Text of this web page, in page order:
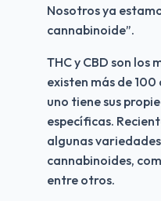
Nosotros ya
cannabinoide”.
THC y CBD son los
existen más de
uno tiene sus
específicas.
algunas
cannabinoides,
entre otros.